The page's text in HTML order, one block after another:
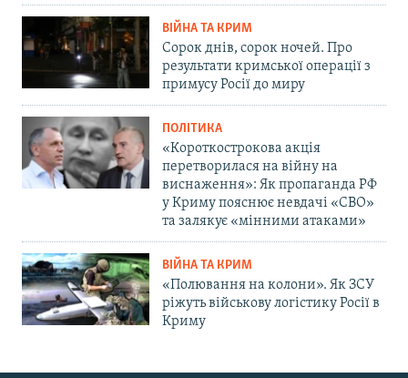
ВІЙНА ТА КРИМ
Сорок днів, сорок ночей. Про
результати кримської операції з
примусу Росії до миру
ПОЛІТИКА
«Короткострокова акція
перетворилася на війну на
виснаження»: Як пропаганда РФ
у Криму пояснює невдачі «СВО»
та залякує «мінними атаками»
ВІЙНА ТА КРИМ
«Полювання на колони». Як ЗСУ
ріжуть військову логістику Росії в
Криму